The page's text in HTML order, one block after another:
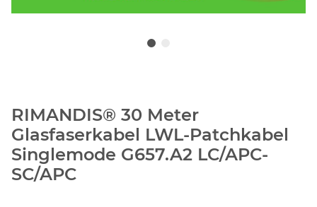
RIMANDIS® 30 Meter
Glasfaserkabel LWL-Patchkabel
Singlemode G657.A2 LC/APC-
SC/APC